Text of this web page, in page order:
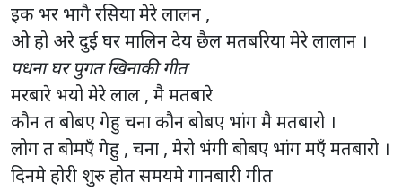
इक भर भागै रसिया मेरे लालन ,
ओ हो अरे दुई घर मालिन देय छैल मतबरिया मेरे लालान ।
पधना घर पुगत खिनाकी गीत
मरबारे भयो मेरे लाल , मै मतबारे
कौन त बोबए गेहु चना कौन बोबए भांग मै मतबारो ।
लोग त बोमएँ गेहु , चना , मेरो भंगी बोबए भांग मएँ मतबारो ।
दिनमे होरी शुरु होत समयमे गानबारी गीत